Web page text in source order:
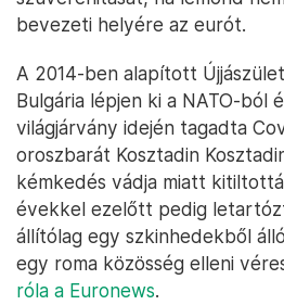
bevezeti helyére az eurót.
A 2014-ben alapított
Bulgária lépjen ki a NATO-ból
világjárvány idején tagadta
oroszbarát Kosztadin
kémkedés vádja miatt
évekkel ezelőtt pedig
állítólag egy szkinhedekből
egy roma közösség elleni
róla a Euronews.